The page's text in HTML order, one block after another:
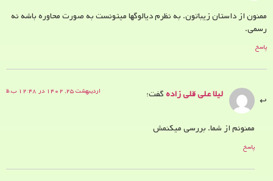
ممنون از داستان زیباتون. به نظرم دیالوگها میتونست به صورت محاوره باشه نه
رسمی.
پاسخ
لیلا علی قلی زادهگفت: اردیبهشت ۲۵, ۱۴۰۲ در ۱۲:۴۸ ب.ظ
ممنونم از شما. بررسی میکنمش
پاسخ